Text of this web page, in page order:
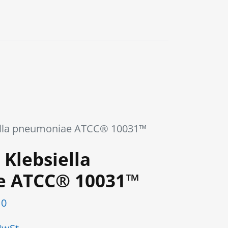
pneumoniae ATCC® 10031™
Klebsiella
10031™